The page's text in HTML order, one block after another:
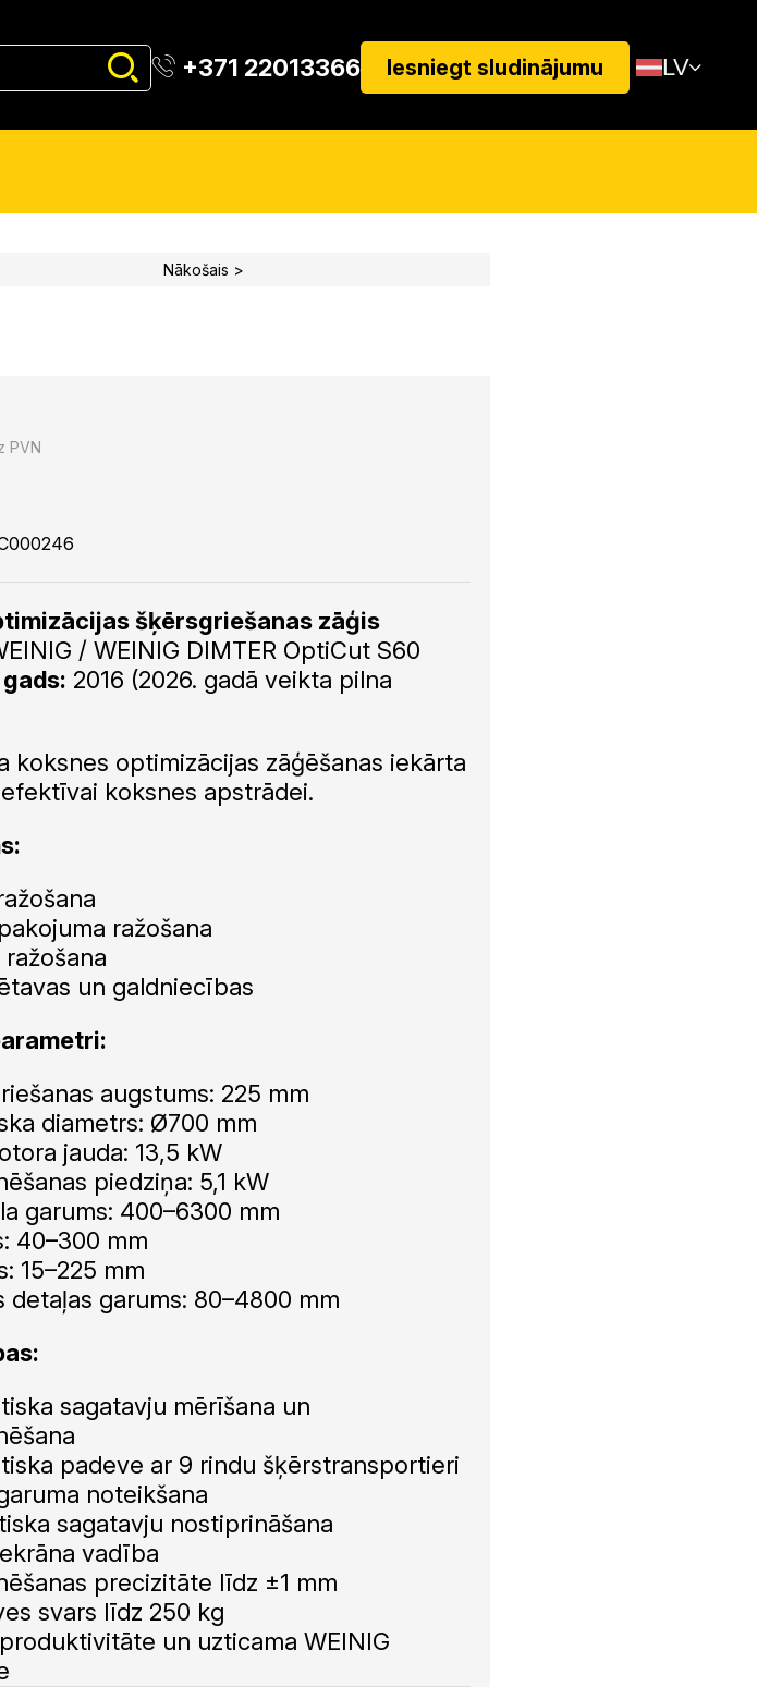
+371 22013366 Iesniegt sludinājumu LV
Nākošais >
PVN
šķērsgriešanas zāģis
/ WEINIG DIMTER OptiCut S60
2016 (2026. gadā veikta pilna
koksnes optimizācijas zāģēšanas iekārta
koksnes apstrādei.
ražošana
un galdniecības
augstums: 225 mm
diametrs: Ø700 mm
jauda: 13,5 kW
piedziņa: 5,1 kW
garums: 400–6300 mm
40–300 mm
15–225 mm
detaļas garums: 80–4800 mm
sagatavju mērīšana un
padeve ar 9 rindu šķērstransportieri
noteikšana
sagatavju nostiprināšana
vadība
precizitāte līdz ±1 mm
svars līdz 250 kg
un uzticama WEINIG